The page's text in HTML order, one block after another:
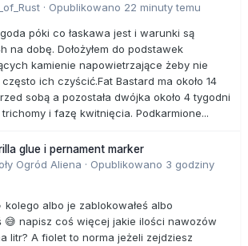
· Opublikowano 22 minuty temu
póki co łaskawa jest i warunki są
na dobę. Dołożyłem do podstawek
kamienie napowietrzające żeby nie
ich czyścić.Fat Bastard ma około 14
sobą a pozostała dwójka około 4 tygodni
i fazę kwitnięcia. Podkarmione...
glue i pernament marker
Ogród Aliena · Opublikowano 3 godziny
kolego albo je zablokowałeś albo
😅 napisz coś więcej jakie ilości nawozów
litr? A fiolet to norma jeżeli zejdziesz